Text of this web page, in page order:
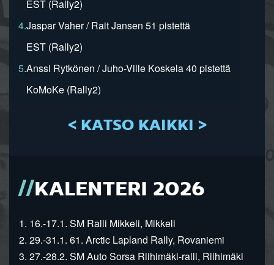
EST (Rally2)
4.Jaspar Vaher / Rait Jansen 51 pistettä
EST (Rally2)
5.Anssi Rytkönen / Juho-Ville Koskela 40 pistettä
KoMoKe (Rally2)
< KATSO KAIKKI >
KALENTERI 2026
1. 16.-17.1. SM Ralli Mikkeli, Mikkeli
2. 29.-31.1. 61. Arctic Lapland Rally, Rovaniemi
3. 27.-28.2. SM Auto Sorsa Riihimäki-ralli, Riihimäki